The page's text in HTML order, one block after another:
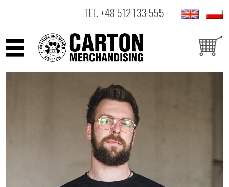
TEL.+48 512 133 555
ARTYŚCI